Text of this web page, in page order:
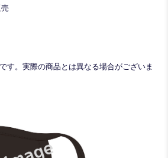
す。実際の商品とは異なる場合がございま